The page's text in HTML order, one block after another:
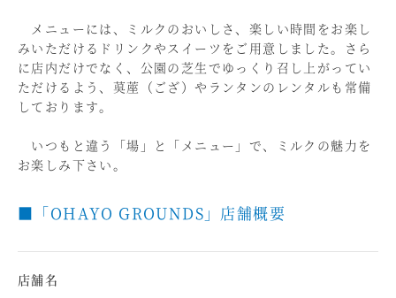
メニューには、ミルクのおいしさ、楽しい時間をお楽し
みいただけるドリンクやスイーツをご用意しました。さら
に店内だけでなく、公園の芝生でゆっくり召し上がってい
ただけるよう、茣蓙（ござ）やランタンのレンタルも常備
しております。
いつもと違う「場」と「メニュー」で、ミルクの魅力を
お楽しみ下さい。
■「OHAYO GROUNDS」店舗概要
店舗名